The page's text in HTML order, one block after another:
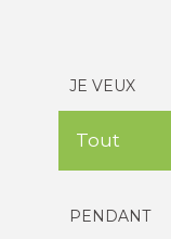
JE VEUX
PENDANT